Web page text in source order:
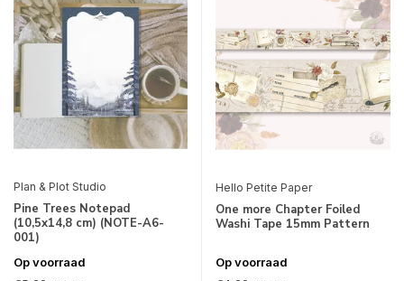
Plan & Plot Studio
Pine Trees Notepad
(10,5x14,8 cm) (NOTE-A6-
001)
Op voorraad
Hello Petite Paper
One more Chapter Foiled
Washi Tape 15mm Pattern
Op voorraad